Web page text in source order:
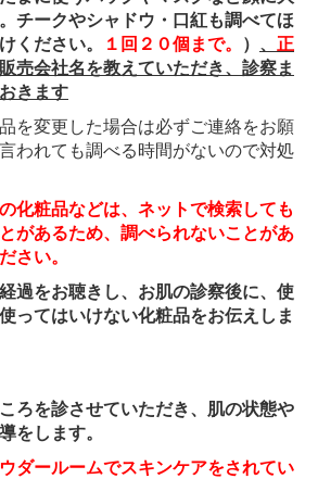
チークやシャドウ・口紅も調べてほ
ください。
１回２０個まで。 ） 、 正
売会社名を教えていただき、診察ま
きます
を変更した場合は必ずご連絡をお願
われても調べる時間がないので対処
化粧品などは、ネットで検索しても
があるため、調べられないことがあ
さい。
過をお聴きし、お肌の診察後に、使
ってはいけない化粧品をお伝えしま
ろを診させていただき、肌の状態や
をします。
ダールームでスキンケアをされてい